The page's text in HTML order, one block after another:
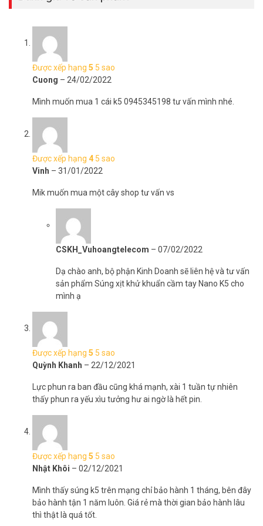
Công dụng của súng xịt khử khuẩn cầm tay
Nano K5
trùng ở nhiệt độ phòng bình thường, không làm nóng như
các máy phun truyền thống.
Có thể giữ nguyên các thành phần hóa học ban đầu của
tối đa hóa hiệu quả khử trùng lên đến 99%. Đặc biệt, phương
pháp này không gây hại đến sức khỏe.
Phun sát khuẩn, khử trùng với bột Chloramin B pha loãng với
nước, Arusan, Amity HP 75, ..
Không có lưu lượng chất khử trùng dư thừa trong không khí.
Nên bạn có thể khử trùng bất cứ vật dụng, không gian hay
thậm chí cả cơ thể người
Súng phun khử khuẩn cầm tay có cơ chế tạo sương nhanh,
lớn cho khả năng khử trùng nhanh và triệt để hơn.
Khoảng cách phun từ 1.2 – 1.5m mét. Giúp bạn có thể xịt khử
trùng vào bất cứ ngóc ngách nào một cách tiện lợi.
Súng phun sương diệt khuẩn cũng có núm vặn điều chỉnh lưu
Không cho lây nhiễm chéo, lây dịch trong không khí, đồ dùng,
dụng cụ khi tiếp xúc.
Phun khử trùng trực tiếp lên người, nhân viên công ty trước
Được xếp hạng 5 5 sao
Cuong – 24/02/2022
Mình muốn mua 1 cái k5 0945345198 tư vấn mình nhé.
Được xếp hạng 4 5 sao
Vinh – 31/01/2022
Mik muốn mua một cây shop tư vấn vs
CSKH_Vuhoangtelecom – 07/02/2022
Dạ chào anh, bộ phận Kinh Doanh sẽ liên hệ và tư vấn
sản phẩm Súng xịt khử khuẩn cầm tay Nano K5 cho
mình ạ
Được xếp hạng 5 5 sao
Quỳnh Khanh – 22/12/2021
Lực phun ra ban đầu cũng khá mạnh, xài 1 tuần tự nhiên
thấy phun ra yếu xìu tưởng hư ai ngờ là hết pin.
Được xếp hạng 5 5 sao
Nhật Khôi – 02/12/2021
Mình thấy súng k5 trên mạng chỉ bảo hành 1 tháng, bên đây
bảo hành tận 1 năm luôn. Giá rẻ mà thời gian bảo hành lâu
thì thật là quá tốt.